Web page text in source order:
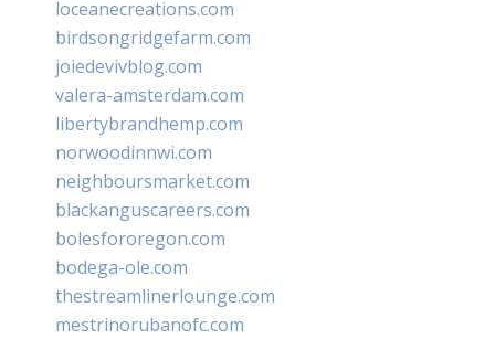
loceanecreations.com
birdsongridgefarm.com
joiedevivblog.com
valera-amsterdam.com
libertybrandhemp.com
norwoodinnwi.com
neighboursmarket.com
blackanguscareers.com
bolesfororegon.com
bodega-ole.com
thestreamlinerlounge.com
mestrinorubanofc.com